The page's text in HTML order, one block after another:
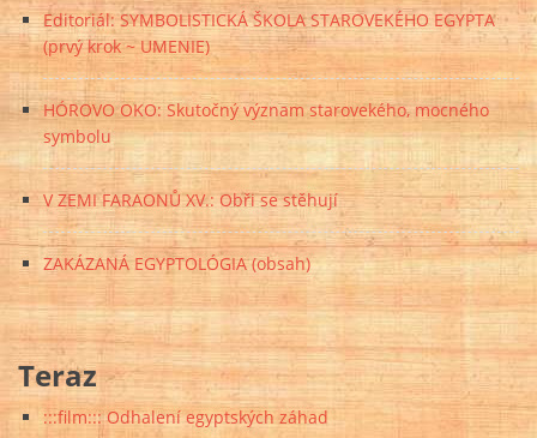
Editoriál: SYMBOLISTICKÁ ŠKOLA STAROVEKÉHO EGYPTA
(prvý krok ~ UMENIE)
HÓROVO OKO: Skutočný význam starovekého, mocného
symbolu
V ZEMI FARAONŮ XV.: Obři se stěhují
ZAKÁZANÁ EGYPTOLÓGIA (obsah)
Teraz
:::film::: Odhalení egyptských záhad